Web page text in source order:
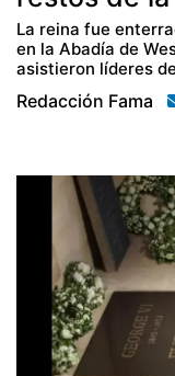
La reina fue
en la Abadía de
asistieron líderes
Redacción Fama